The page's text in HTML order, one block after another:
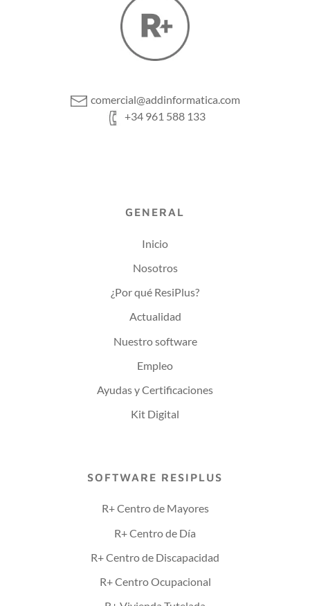
comercial@addinformatica.com
+34 961 588 133
GENERAL
Inicio
Nosotros
¿Por qué ResiPlus?
Actualidad
Nuestro software
Empleo
Ayudas y Certificaciones
Kit Digital
SOFTWARE RESIPLUS
R+ Centro de Mayores
R+ Centro de Día
R+ Centro de Discapacidad
R+ Centro Ocupacional